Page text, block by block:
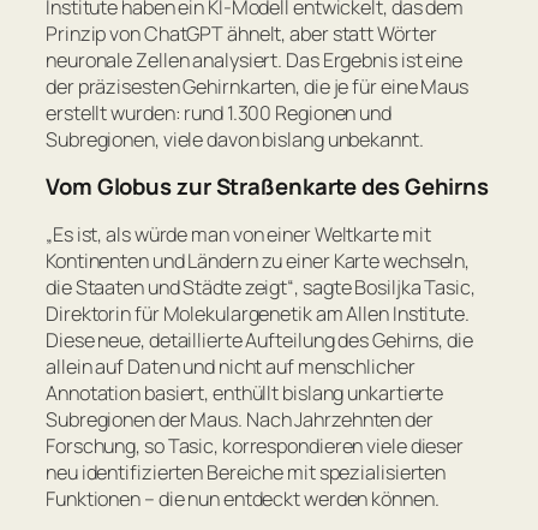
Institute haben ein KI-Modell entwickelt, das dem
Prinzip von ChatGPT ähnelt, aber statt Wörter
neuronale Zellen analysiert. Das Ergebnis ist eine
der präzisesten Gehirnkarten, die je für eine Maus
erstellt wurden: rund 1.300 Regionen und
Subregionen, viele davon bislang unbekannt.
Vom Globus zur Straßenkarte des Gehirns
„Es ist, als würde man von einer Weltkarte mit
Kontinenten und Ländern zu einer Karte wechseln,
die Staaten und Städte zeigt“, sagte Bosiljka Tasic,
Direktorin für Molekulargenetik am Allen Institute.
Diese neue, detaillierte Aufteilung des Gehirns, die
allein auf Daten und nicht auf menschlicher
Annotation basiert, enthüllt bislang unkartierte
Subregionen der Maus. Nach Jahrzehnten der
Forschung, so Tasic, korrespondieren viele dieser
neu identifizierten Bereiche mit spezialisierten
Funktionen – die nun entdeckt werden können.